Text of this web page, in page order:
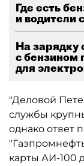
Где есть
и водители
На зарядку
с бензином
для
"Деловой
службы
однако ответ
карты АИ-100